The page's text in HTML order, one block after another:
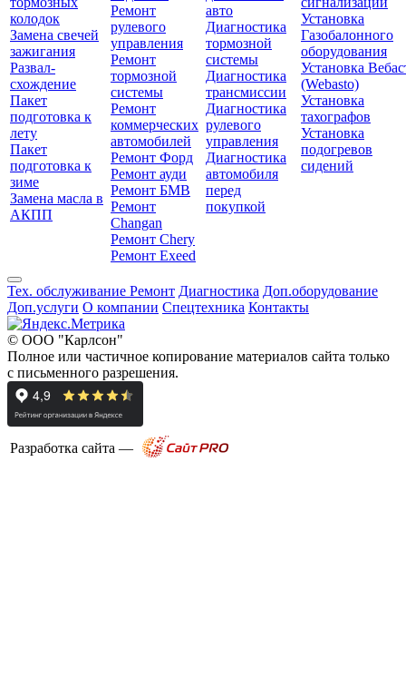
колодок
Замена свечей
зажигания
Развал-
схождение
Пакет
подготовка к
лету
Пакет
подготовка к
зиме
Замена масла в
АКПП
Ремонт
рулевого
управления
Ремонт
тормозной
системы
Ремонт
коммерческих
автомобилей
Ремонт Форд
Ремонт ауди
Ремонт БМВ
Ремонт
Changan
Ремонт Chery
Ремонт Exeed
авто
Диагностика
тормозной
системы
Диагностика
трансмиссии
Диагностика
рулевого
управления
Диагностика
автомобиля
перед
покупкой
Установка
Газобалонного
оборудования
Установка
(Webasto)
Установка
тахографов
Установка
подогревов
сидений
Тех. обслуживание Ремонт Диагностика Доп.оборудование
Доп.услуги О компании Спецтехника Контакты
© ООО "Карлсон"
Полное или частичное копирование материалов сайта только
с письменного разрешения.
Разработка сайта —